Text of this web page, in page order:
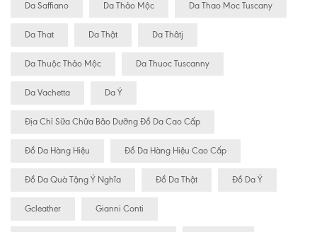
Da Saffiano Da Thảo Mộc Da Thao Moc Tuscany
Da That Da Thật Da Thâtj
Da Thuộc Thảo Mộc Da Thuoc Tuscanny
Da Vachetta Da Ý
Địa Chỉ Sữa Chữa Bão Dưỡng Đồ Da Cao Cấp
Đồ Da Hàng Hiệu Đồ Da Hàng Hiệu Cao Cấp
Đồ Da Quà Tặng Ý Nghĩa Đồ Da Thật Đồ Da Ý
Gcleather Gianni Conti